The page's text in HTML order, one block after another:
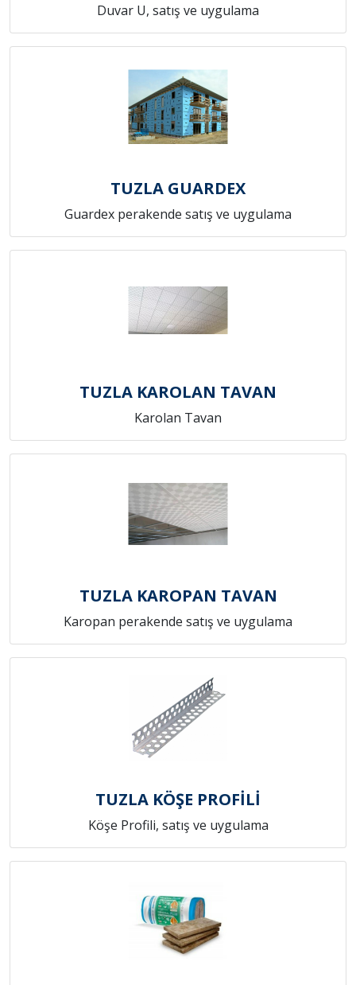
Duvar U, satış ve uygulama
TUZLA GUARDEX
Guardex perakende satış ve uygulama
TUZLA KAROLAN TAVAN
Karolan Tavan
TUZLA KAROPAN TAVAN
Karopan perakende satış ve uygulama
TUZLA KÖŞE PROFİLİ
Köşe Profili, satış ve uygulama